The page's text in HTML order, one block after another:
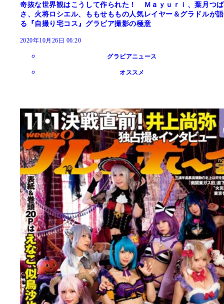
奇抜な世界観はこうして作られた！ Ｍａｙｕｒｉ、葉月つば
さ、火将ロシエル、ももせももの人気レイヤー＆グラドルが語
る『自撮り宅コス』グラビア撮影の極意
2020年10月26日 06:20
グラビアニュース
オススメ